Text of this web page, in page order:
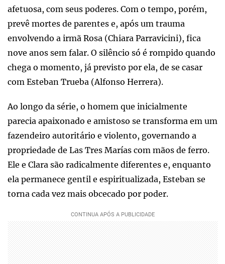
afetuosa, com seus poderes. Com o tempo, porém,
prevê mortes de parentes e, após um trauma
envolvendo a irmã Rosa (Chiara Parravicini), fica
nove anos sem falar. O silêncio só é rompido quando
chega o momento, já previsto por ela, de se casar
com Esteban Trueba (Alfonso Herrera).
Ao longo da série, o homem que inicialmente
parecia apaixonado e amistoso se transforma em um
fazendeiro autoritário e violento, governando a
propriedade de Las Tres Marías com mãos de ferro.
Ele e Clara são radicalmente diferentes e, enquanto
ela permanece gentil e espiritualizada, Esteban se
torna cada vez mais obcecado por poder.